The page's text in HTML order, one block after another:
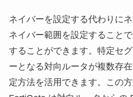
ネイバーを設定する代わりに
ネイバー範囲を設定すること
することができます。特定セ
ーとなる対向ルータが複数存
定方法を活用できます。この方